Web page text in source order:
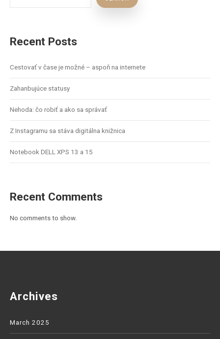
Recent Posts
Cestovať v čase je možné – aspoň na internete
Zahanbujúce statusy
Nehoda: čo robiť a ako sa správať
Z Instagramu sa stáva digitálna knižnica
Notebook DELL XPS 13 a 15
Recent Comments
No comments to show.
Archives
March 2025